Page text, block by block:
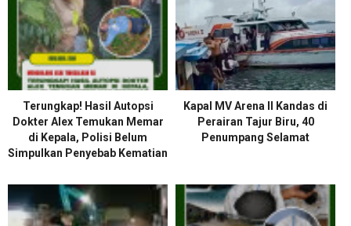
Terungkap! Hasil Autopsi
Dokter Alex Temukan Memar
di Kepala, Polisi Belum
Simpulkan Penyebab Kematian
Kapal MV Arena II Kandas di
Perairan Tajur Biru, 40
Penumpang Selamat